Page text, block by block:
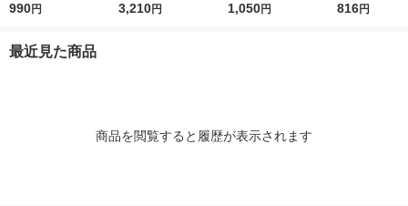
衣装ケース用 フリー
990円
類 防虫剤 ペパーミン
3,210円
無香料 12時間持続 蚊
1,050円
ニ除け エス
816円
最近見た商品
商品を閲覧すると履歴が表示されます